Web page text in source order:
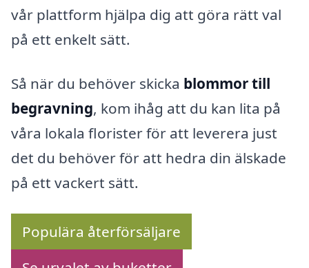
vår plattform hjälpa dig att göra rätt val
på ett enkelt sätt.
Så när du behöver skicka blommor till
begravning, kom ihåg att du kan lita på
våra lokala florister för att leverera just
det du behöver för att hedra din älskade
på ett vackert sätt.
Populära återförsäljare